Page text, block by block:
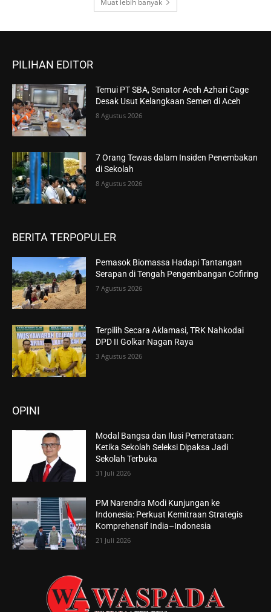
Muat lebih banyak
PILIHAN EDITOR
Temui PT SBA, Senator Aceh Azhari Cage
Desak Usut Kelangkaan Semen di Aceh
8 Agustus 2026
7 Orang Tewas dalam Insiden Penembakan
di Sekolah
8 Agustus 2026
BERITA TERPOPULER
Pemasok Biomassa Hadapi Tantangan
Serapan di Tengah Pengembangan Cofiring
7 Agustus 2026
Terpilih Secara Aklamasi, TRK Nahkodai
DPD II Golkar Nagan Raya
3 Agustus 2026
OPINI
Modal Bangsa dan Ilusi Pemerataan:
Ketika Sekolah Seleksi Dipaksa Jadi
Sekolah Terbuka
31 Juli 2026
PM Narendra Modi Kunjungan ke
Indonesia: Perkuat Kemitraan Strategis
Komprehensif India–Indonesia
21 Juli 2026